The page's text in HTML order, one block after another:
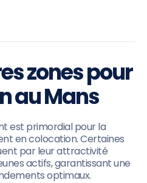
zones pour
au Mans
est primordial pour la
en colocation. Certaines
par leur attractivité
actifs, garantissant une
optimaux.